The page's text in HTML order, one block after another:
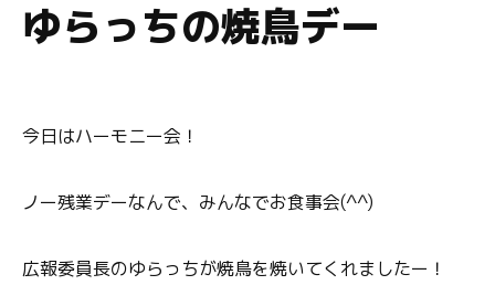
ゆらっちの焼鳥デー
今日はハーモニー会！
ノー残業デーなんで、みんなでお食事会(^^)
広報委員長のゆらっちが焼鳥を焼いてくれましたー！